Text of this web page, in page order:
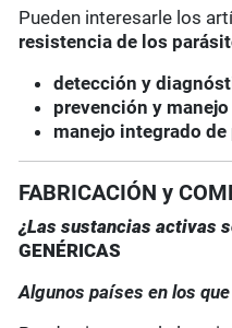
Pueden interesarle los
resistencia de los
detección y
prevención y manejo
manejo integrado
FABRICACIÓN y
¿Las sustancias activas
GENÉRICAS
Algunos países en los